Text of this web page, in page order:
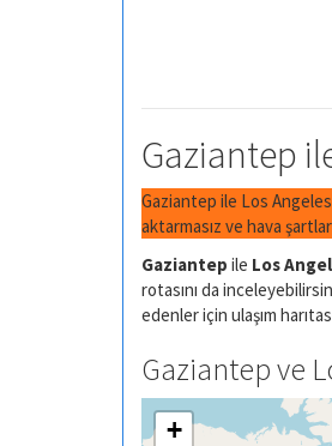
Gaziantep
Gaziantep ile Los
aktarmasız ve hava
Gaziantep ile Los
rotasını da
edenler için ulaşım
Gaziantep ve
+